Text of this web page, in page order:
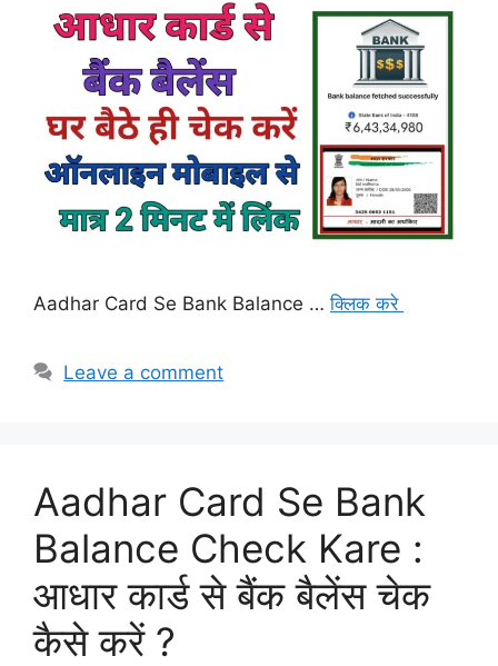
Aadhar Card Se Bank Balance …क्लिक करे
Leave a comment
Aadhar Card Se Bank
Balance Check Kare :
आधार कार्ड से बैंक बैलेंस चेक
कैसे करें ?